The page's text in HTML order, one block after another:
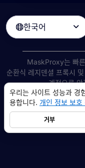
한국어 
MaskProxy는 빠
순환식 레지덴셜 프록시
계적으로 안
©2026AIWAY
서비스 약관개인 정보 보
우리는 사이트 성능과 경
용합니다. 개인 정보 보호
거부